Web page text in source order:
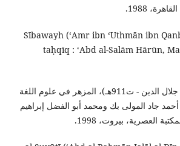
1988.
Sībawayh (ʻAmr ibn ʻUthmān ibn
taḥqīq : ʻAbd al-Salām Hārūn,
السيوطي (عبد الرحمن جلال الدين - ت911هـ)، المزهر في علوم اللغة
جاد المولى بك ومحمد أبو الفضل إبراهيم
العصرية، بيروت، 1998.